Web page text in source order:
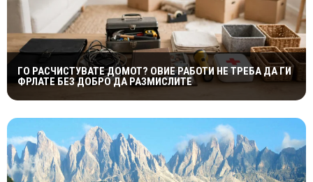
ГО РАСЧИСТУВАТЕ ДОМОТ? ОВИЕ РАБОТИ НЕ ТРЕБА ДА ГИ
ФРЛАТЕ БЕЗ ДОБРО ДА РАЗМИСЛИТЕ